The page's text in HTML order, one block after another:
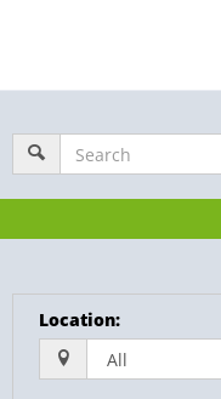
Location: